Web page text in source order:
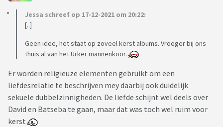
Jessa schreef op 17-12-2021 om 20:22:
[..]
Geen idee, het staat op zoveel kerst albums. Vroeger bij ons
thuis al van het Urker mannenkoor.
Er worden religieuze elementen gebruikt om een
liefdesrelatie te beschrijven mey daarbij ook duidelijk
sekuele dubbelzinnigheden. De liefde schijnt wel deels over
David en Batseba te gaan, maar dat was toch wel ruim voor
kerst